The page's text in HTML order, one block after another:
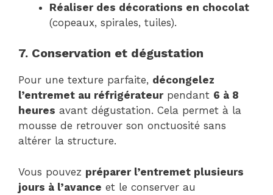
Réaliser des décorations en chocolat
(copeaux, spirales, tuiles).
7. Conservation et dégustation
Pour une texture parfaite, décongelez
l’entremet au réfrigérateurpendant 6 à 8
heures avant dégustation. Cela permet à la
mousse de retrouver son onctuosité sans
altérer la structure.
Vous pouvez préparer l’entremet plusieurs
jours à l’avance et le conserver au